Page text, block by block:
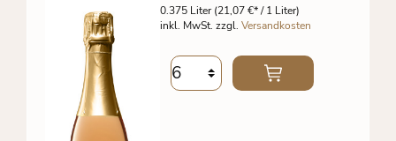
0.375 Liter(21,07 €* / 1 Liter)
inkl. MwSt. zzgl. Versandkosten